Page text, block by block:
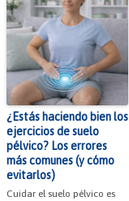
¿Estás haciendo bien los
ejercicios de suelo
pélvico? Los errores
más comunes (y cómo
evitarlos)
Cuidar el suelo pélvico es